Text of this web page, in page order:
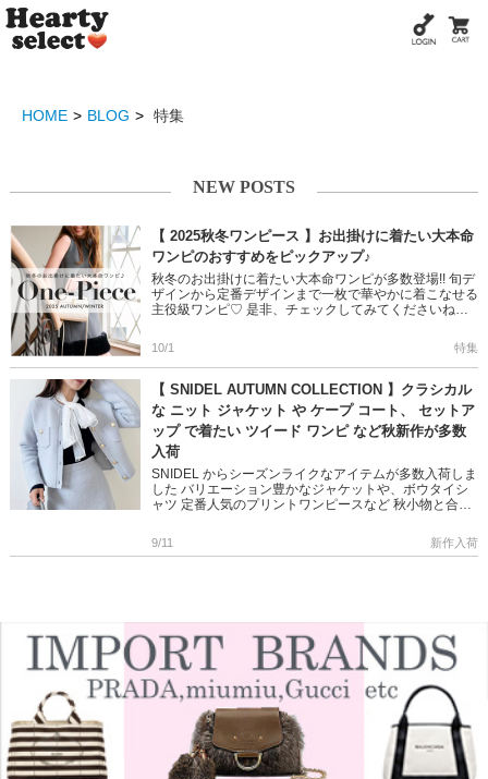
HOME BLOG 特集
NEW POSTS
【 2025秋冬ワンピース 】お出掛けに着たい大本命
ワンピのおすすめをピックアップ♪
秋冬のお出掛けに着たい大本命ワンピが多数登場!! 旬デ
ザインから定番デザインまで一枚で華やかに着こなせる
主役級ワンピ♡ 是非、チェックしてみてくださいね◎
10/1 特集
【 SNIDEL AUTUMN COLLECTION 】クラシカル
な ニット ジャケット や ケープ コート、 セットア
ップ で着たい ツイード ワンピ など秋新作が多数
入荷
SNIDEL からシーズンライクなアイテムが多数入荷しま
した バリエーション豊かなジャケットや、ボウタイシ
ャツ 定番人気のプリントワンピースなど 秋小物と合わ
てくださいね […]
9/11 新作入荷